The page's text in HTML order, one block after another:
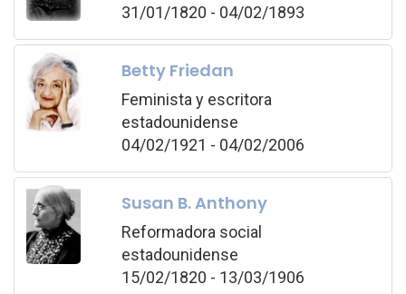
31/01/1820 - 04/02/1893
Betty Friedan
Feminista y escritora
estadounidense
04/02/1921 - 04/02/2006
Susan B. Anthony
Reformadora social
estadounidense
15/02/1820 - 13/03/1906